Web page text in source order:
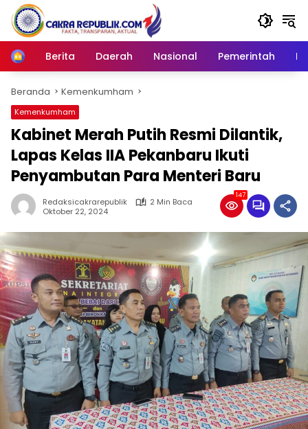
Langsung
konten
Home
Berita Daerah Nasional Pemerintah
Beranda Kemenkumham
Kemenkumham
Kabinet Merah Putih Resmi Dilantik,
Lapas Kelas IIA Pekanbaru Ikuti
Penyambutan Para Menteri Baru
Redaksicakrarepublik
2 Min Baca
Oktober 22, 2024
147